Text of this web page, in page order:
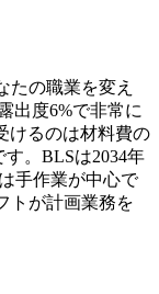
たの職業を変え
出度6%で非常に
けるのは材料費の
。BLSは2034年
手作業が中心で
トが計画業務を